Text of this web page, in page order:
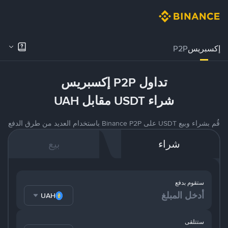
إكسبريسP2P
تداول P2P إكسبريس
شراء USDT مقابل UAH
قُم بشراء وبيع USDT على Binance P2P باستخدام العديد من طرق الدفع
شراء بيع
ستقوم بدفع
UAH
ستتلقى